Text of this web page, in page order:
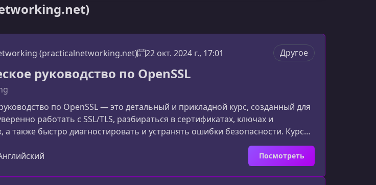
(practicalnetworking.net) 22 окт. 2024 г., 17:01 Другое
руководство по OpenSSL
по OpenSSL — это детальный и прикладной курс, созданный для
работать с SSL/TLS, разбираться в сертификатах, ключах и
а также быстро диагностировать и устранять ошибки безопасности. Курс
практику и реальные примеры, позволяя освоить OpenSSL на
уровне.Что ты изучишь в этом курсеОбучение охватывает всеПосмотреть